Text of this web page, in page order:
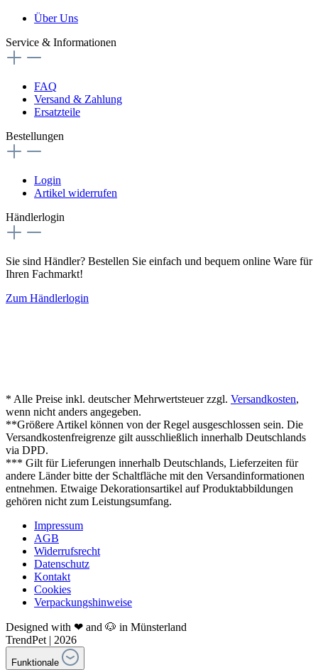
Über Uns
Service & Informationen
FAQ
Versand & Zahlung
Ersatzteile
Bestellungen
Login
Artikel widerrufen
Händlerlogin
Sie sind Händler? Bestellen Sie einfach und bequem online Ware für
Ihren Fachmarkt!
Zum Händlerlogin
* Alle Preise inkl. deutscher Mehrwertsteuer zzgl. Versandkosten,
wenn nicht anders angegeben.
**Größere Artikel können von der Regel ausgeschlossen sein. Die
Versandkostenfreigrenze gilt ausschließlich innerhalb Deutschlands
via DPD.
*** Gilt für Lieferungen innerhalb Deutschlands, Lieferzeiten für
andere Länder bitte der Schaltfläche mit den Versandinformationen
entnehmen. Etwaige Dekorationsartikel auf Produktabbildungen
gehören nicht zum Leistungsumfang.
Impressum
AGB
Widerrufsrecht
Datenschutz
Kontakt
Cookies
Verpackungshinweise
Designed with ❤ and 🐶 in Münsterland
TrendPet | 2026
Funktionale